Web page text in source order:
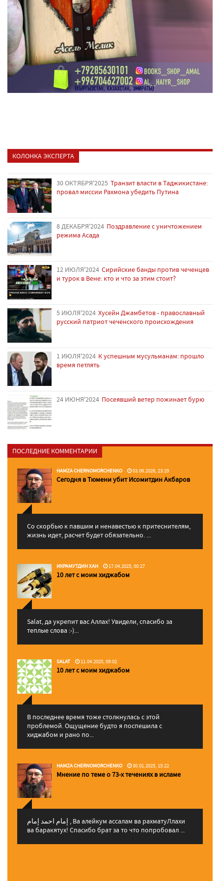
КОЛОНКА ЭКСПЕРТА
30 ОКТЯБРЯ'2025 Транзит власти в Таджикистане:
провал миссии Рахмона убедить Путина
8 ДЕКАБРЯ'2024 Поздравление с уничтожением
режима Асада
12 ИЮЛЯ'2024 Сирийские банды против чеченцев
и турок в Вене: кто и что за этим стоит?
5 ИЮЛЯ'2024 Хусейн Джамбетов - православный
русский патриот чеченского происхождения
1 ИЮЛЯ'2024 К успешным мусульманам: прошло
время петлять
24 ИЮНЯ'2024 Посеявший ветер пожинает бурю
ПОСЛЕДНИЕ КОММЕНТАРИИ
HAMZA CHERNOMORCHENKO 03.06.2026, 23:29
Сегодня в Тюмени убит Исомитдин Акбаров
Со скорбью к павшим и ненавестью к притеснителям,
жизнь идет, расчет будет обязательно. ...
ИКРАМУТДИН ХАН 17.04.2025, 00:27
10 лет с моим хиджабом
Salat, да укрепит вас Аллаx! Увидели, спасибо за
теплые слова :-)...
SALAT 11.04.2025, 09:02
10 лет с моим хиджабом
В последнее время тоже столкнулась с этой
проблемой. Ощущение будто я поспешила с
хиджабом и рано по...
HAMZA CHERNOMORCHENKO 30.01.2025, 15:22
Мнение по теме о 73-х течениях в исламе
إمام احمد إمام , Ва алейкум ассалам ва рахматуЛлахи
ва баракятух! Спасибо брат за то что попробовал ...